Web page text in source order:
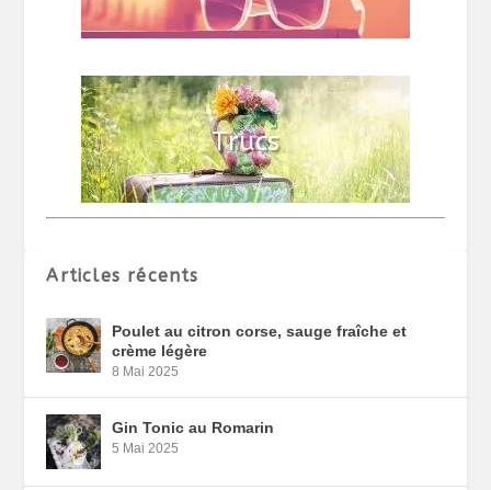
Articles récents
Poulet au citron corse, sauge fraîche et
crème légère
8 Mai 2025
Gin Tonic au Romarin
5 Mai 2025